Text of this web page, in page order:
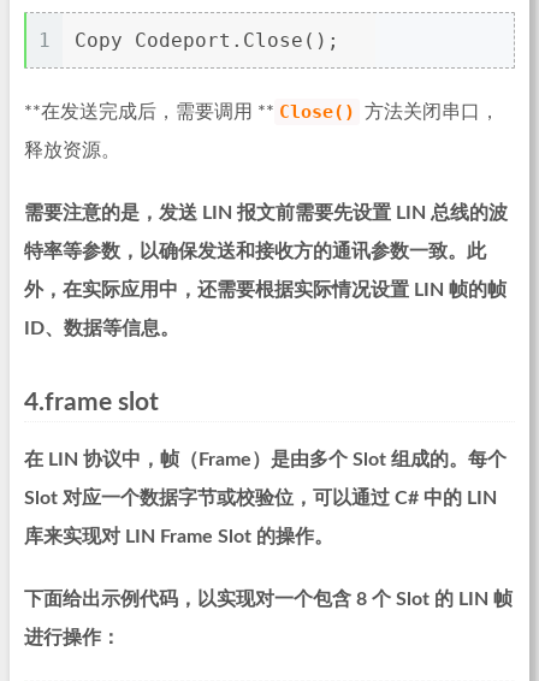
1 Copy Codeport.Close();
**在发送完成后，需要调用 ** Close()
方法关闭串口，
释放资源。
需要注意的是，发送 LIN 报文前需要先设置 LIN 总线的波
特率等参数，以确保发送和接收方的通讯参数一致。此
外，在实际应用中，还需要根据实际情况设置 LIN 帧的帧
ID、数据等信息。
4.frame slot
在 LIN 协议中，帧（Frame）是由多个 Slot 组成的。每个
Slot 对应一个数据字节或校验位，可以通过 C# 中的 LIN
库来实现对 LIN Frame Slot 的操作。
下面给出示例代码，以实现对一个包含 8 个 Slot 的 LIN 帧
进行操作：